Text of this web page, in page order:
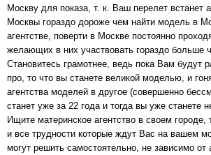
Москву для показа, т. к. Ваш перелет встанет
Москвы гораздо дороже чем найти модель в
агентстве, поверти в Москве постоянно
желающих в них участвовать гораздо больше
Становитесь грамотнее, ведь пока Вам будут
про, то что вы станете великой моделью, и
агентства моделей в другое (совершенно
станет уже за 22 года и тогда вы уже станете
Ищите материнское агентство в своем городе,
и все трудности которые ждут Вас на вашем
могут решить самостоятельно, не зависимо от